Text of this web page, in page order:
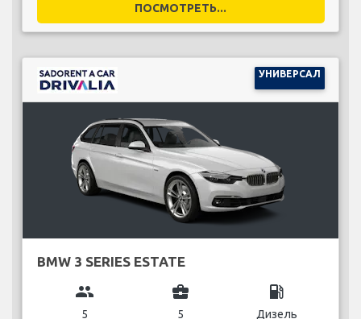
ПОСМОТРЕТЬ...
УНИВЕРСАЛ
BMW 3 SERIES ESTATE
group
5
business_center
5
local_gas_station
Дизель